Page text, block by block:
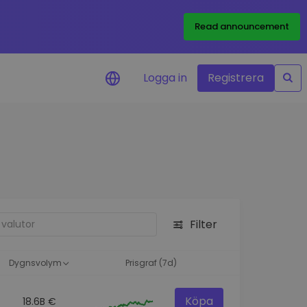
Read announcement
Logga in Registrera
Filter
Dygnsvolym Prisgraf (7d)
18.6B € Köpa